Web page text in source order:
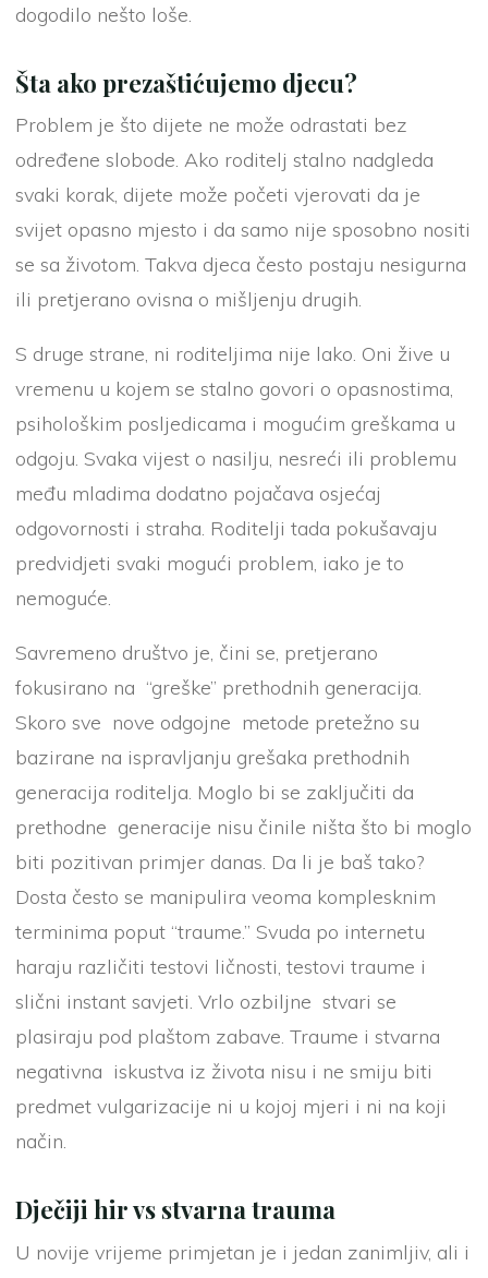
dogodilo nešto loše.
Šta ako prezaštićujemo djecu?
Problem je što dijete ne može odrastati bez
određene slobode. Ako roditelj stalno nadgleda
svaki korak, dijete može početi vjerovati da je
svijet opasno mjesto i da samo nije sposobno nositi
se sa životom. Takva djeca često postaju nesigurna
ili pretjerano ovisna o mišljenju drugih.
S druge strane, ni roditeljima nije lako. Oni žive u
vremenu u kojem se stalno govori o opasnostima,
psihološkim posljedicama i mogućim greškama u
odgoju. Svaka vijest o nasilju, nesreći ili problemu
među mladima dodatno pojačava osjećaj
odgovornosti i straha. Roditelji tada pokušavaju
predvidjeti svaki mogući problem, iako je to
nemoguće.
Savremeno društvo je, čini se, pretjerano
fokusirano na “greške” prethodnih generacija.
Skoro sve nove odgojne metode pretežno su
bazirane na ispravljanju grešaka prethodnih
generacija roditelja. Moglo bi se zaključiti da
prethodne generacije nisu činile ništa što bi moglo
biti pozitivan primjer danas. Da li je baš tako?
Dosta često se manipulira veoma komplesknim
terminima poput “traume.” Svuda po internetu
haraju različiti testovi ličnosti, testovi traume i
slični instant savjeti. Vrlo ozbiljne stvari se
plasiraju pod plaštom zabave. Traume i stvarna
negativna iskustva iz života nisu i ne smiju biti
predmet vulgarizacije ni u kojoj mjeri i ni na koji
način.
Dječiji hir vs stvarna trauma
U novije vrijeme primjetan je i jedan zanimljiv, ali i